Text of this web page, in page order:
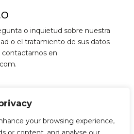
your browsing experience,
o inquietud sobre nuestra
o el tratamiento de sus datos
contactarnos en